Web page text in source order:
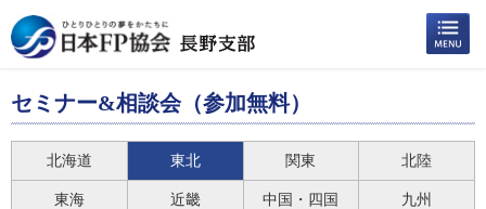
セミナー&相談会（参加無料）
北海道 東北 関東 北陸
東海 近畿 中国・四国 九州